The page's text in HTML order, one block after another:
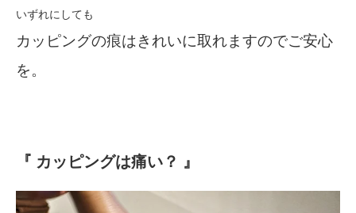
いずれにしても
カッピングの痕はきれいに取れますのでご安心
を。
『 カッピングは痛い？ 』